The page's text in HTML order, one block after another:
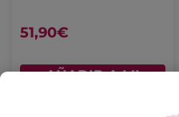
51,90€
AÑADIR A MI